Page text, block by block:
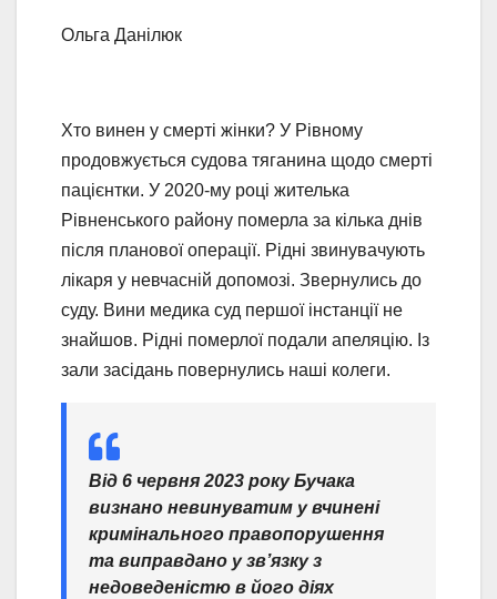
Ольга Данілюк
Хто винен у смерті жінки? У Рівному
продовжується судова тяганина щодо смерті
пацієнтки. У 2020-му році жителька
Рівненського району померла за кілька днів
після планової операції. Рідні звинувачують
лікаря у невчасній допомозі. Звернулись до
суду. Вини медика суд першої інстанції не
знайшов. Рідні померлої подали апеляцію. Із
зали засідань повернулись наші колеги.
Від 6 червня 2023 року Бучака
визнано невинуватим у вчинені
кримінального правопорушення
та виправдано у зв’язку з
недоведеністю в його діях